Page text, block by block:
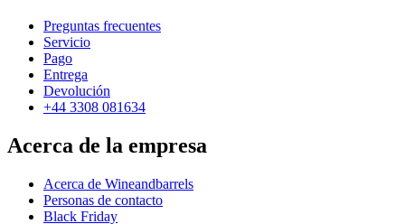
Preguntas frecuentes
Servicio
Pago
Entrega
Devolución
+44 3308 081634
Acerca de la empresa
Acerca de Wineandbarrels
Personas de contacto
Black Friday